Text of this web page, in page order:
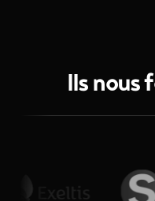
Ils nous